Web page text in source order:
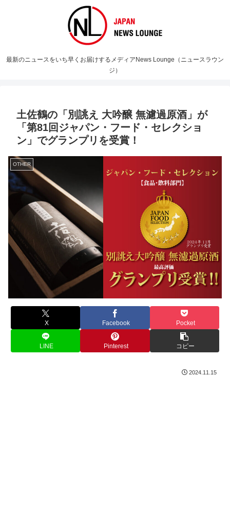
最新のニュースをいち早くお届けするメディアNews Lounge（ニュースラウン
ジ）
土佐鶴の「別誂え 大吟醸 無濾過原酒」が
「第81回ジャパン・フード・セレクショ
ン」でグランプリを受賞！
OTHER
X Facebook Pocket
LINE Pinterest コピー
2024.11.15